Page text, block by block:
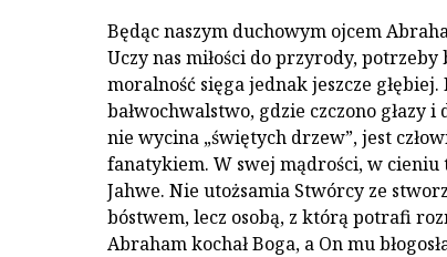
Będąc naszym duchowym ojcem
Uczy nas miłości do przyrody,
moralność sięga jednak jeszcze
bałwochwalstwo, gdzie czczono głazy
nie wycina „świętych drzew”, jest
fanatykiem. W swej mądrości, w
Jahwe. Nie utożsamia Stwórcy ze
bóstwem, lecz osobą, z którą potrafi
Abraham kochał Boga, a On mu